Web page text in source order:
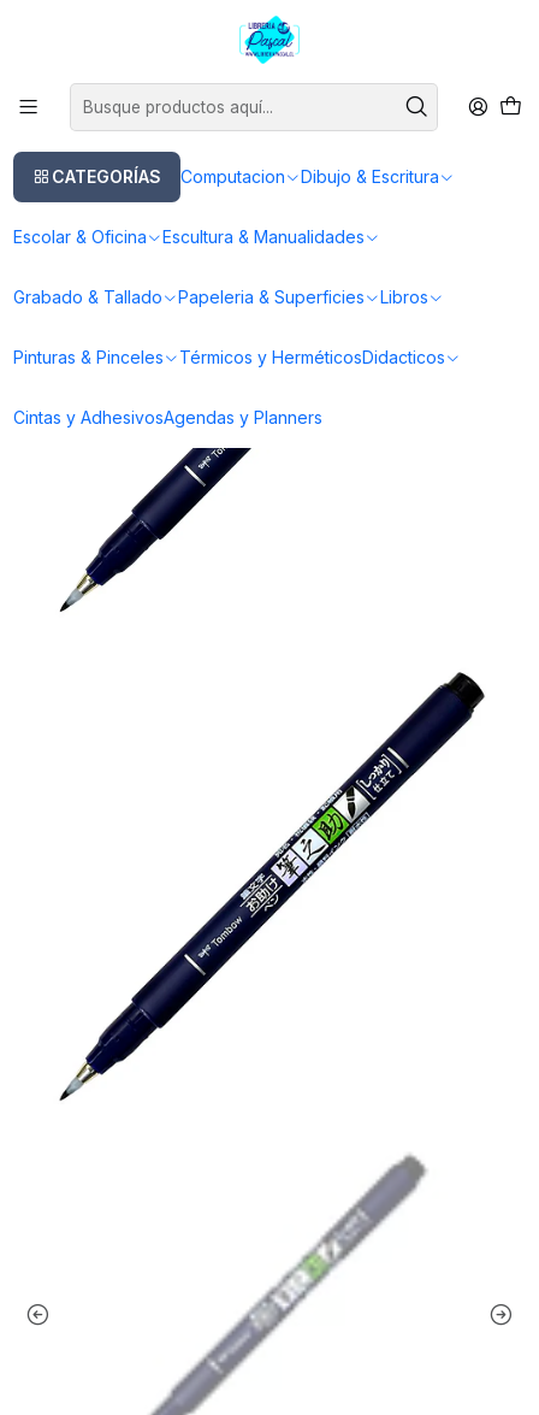
CATEGORÍAS Computacion Dibujo & Escritura
Escolar & Oficina Escultura & Manualidades
Grabado & Tallado Papeleria & Superficies Libros
Pinturas & Pinceles Térmicos y HerméticosDidacticos
Cintas y AdhesivosAgendas y Planners
Este es el texto del slide
Tombow Fudenosuke Brush Pen - Hard (Punta Dura)